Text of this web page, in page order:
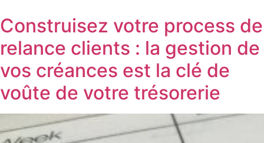
Construisez votre process de
relance clients : la gestion de
vos créances est la clé de
voûte de votre trésorerie